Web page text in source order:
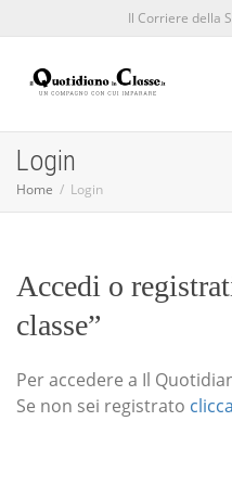
Il Corriere della
Login
Home Login
Accedi o
classe”
Per accedere a Il
Se non sei registrato